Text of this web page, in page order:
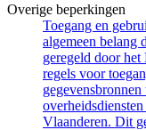
Overige beperkingen
Toegang en
algemeen belang
geregeld door
regels voor
Vlaanderen. Dit